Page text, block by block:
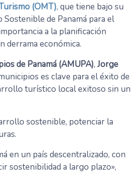
(OMT), que tiene bajo su
de Panamá para el
a la planificación
derrama económica.
de Panamá (AMUPA), Jorge
es clave para el éxito de
turístico local exitoso sin un
sostenible, potenciar la
en un país descentralizado, con
sostenibilidad a largo plazo»,